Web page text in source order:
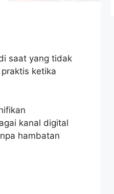
saat yang tidak
ketika
kanal digital
hambatan